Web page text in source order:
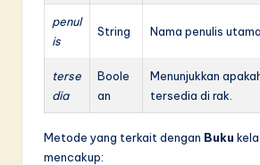
penul
is
String Nama penulis utama.
terse
dia
Boole
an
Menunjukkan
tersedia di rak.
Metode yang terkait dengan Buku
mencakup: